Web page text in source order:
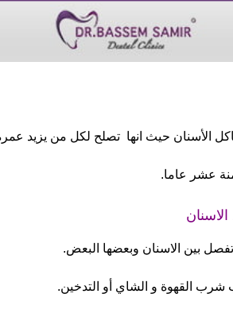
الأسنان حيث انها تصلح لكل من يزيد
عشر عاما.
بين الاسنان وبعضها البعض.
شرب القهوة و الشاي أو التدخين.